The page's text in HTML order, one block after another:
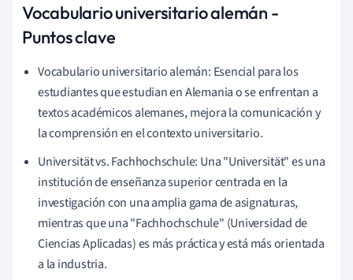
Vocabulario universitario alemán -
Puntos clave
Vocabulario universitario alemán: Esencial para los
estudiantes que estudian en Alemania o se enfrentan a
textos académicos alemanes, mejora la comunicación y
la comprensión en el contexto universitario.
Universität vs. Fachhochschule: Una "Universität" es una
institución de enseñanza superior centrada en la
investigación con una amplia gama de asignaturas,
mientras que una "Fachhochschule" (Universidad de
Ciencias Aplicadas) es más práctica y está más orientada
a la industria.